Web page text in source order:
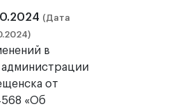
(Дата
в
администрации
от
«Об